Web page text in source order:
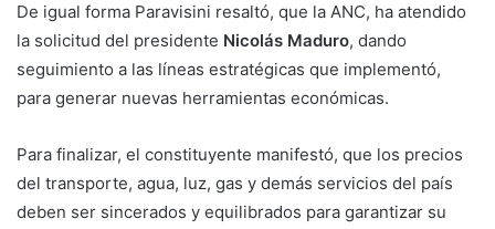
De igual forma Paravisini resaltó, que la ANC, ha atendido
la solicitud del presidente Nicolás Maduro, dando
seguimiento a las líneas estratégicas que implementó,
para generar nuevas herramientas económicas.
Para finalizar, el constituyente manifestó, que los precios
del transporte, agua, luz, gas y demás servicios del país
deben ser sincerados y equilibrados para garantizar su